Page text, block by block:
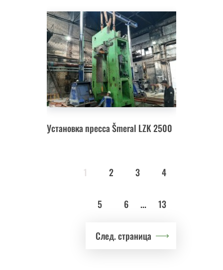
Установка пресса Šmeral LZK 2500
1 2 3 4
5 6 ... 13
След. страница